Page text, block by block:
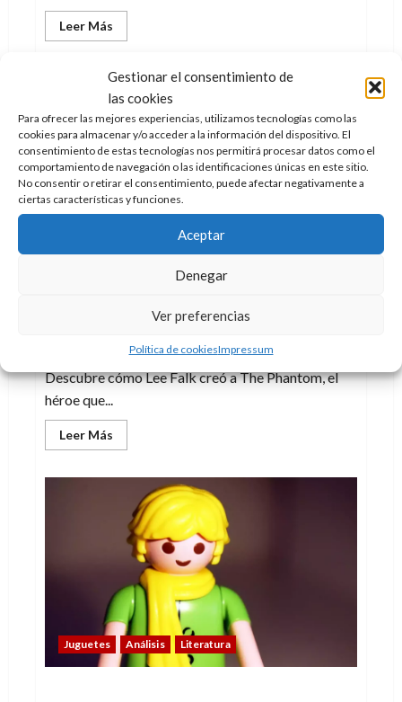
Gestionar el consentimiento de
las cookies
Para ofrecer las mejores experiencias, utilizamos tecnologías como las
cookies para almacenar y/o acceder a la información del dispositivo. El
consentimiento de estas tecnologías nos permitirá procesar datos como el
comportamiento de navegación o las identificaciones únicas en este sitio.
No consentir o retirar el consentimiento, puede afectar negativamente a
ciertas características y funciones.
Aceptar
Denegar
Ver preferencias
Política de cookiesImpressum
Leer Más
más
Hulk
en
Playmobil:
un
homenaje
a
una
leyenda
de
la
WWE
The Phantom, 90 años del héroe que
5 de agosto de 2026
El Hombre Enmascarado cumple 90 años.
Descubre cómo Lee Falk creó a The Phantom, el
héroe que...
Leer Más
más
Phantom,
años
del
héroe
que
nunca
muere
Juguetes Análisis Literatura